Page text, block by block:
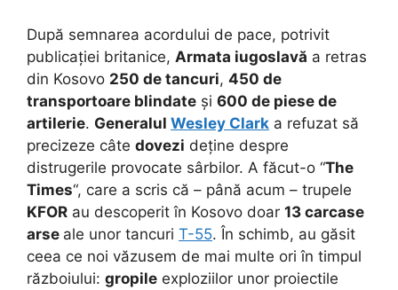
După semnarea acordului de pace, potrivit
publicației britanice, Armata iugoslavă a retras
din Kosovo 250 de tancuri, 450 de
transportoare blindate și 600 de piese de
artilerie. Generalul Wesley Clark a refuzat să
precizeze câte dovezi deține despre
distrugerile provocate sârbilor. A făcut-o “The
Times“, care a scris că – până acum – trupele
KFOR au descoperit în Kosovo doar 13 carcase
arse ale unor tancuri T-55. În schimb, au găsit
ceea ce noi văzusem de mai multe ori în timpul
războiului: gropile exploziilor unor proiectile